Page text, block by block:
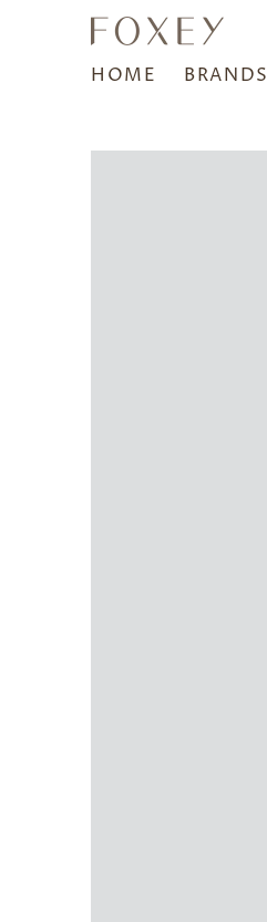
HOME BRANDS